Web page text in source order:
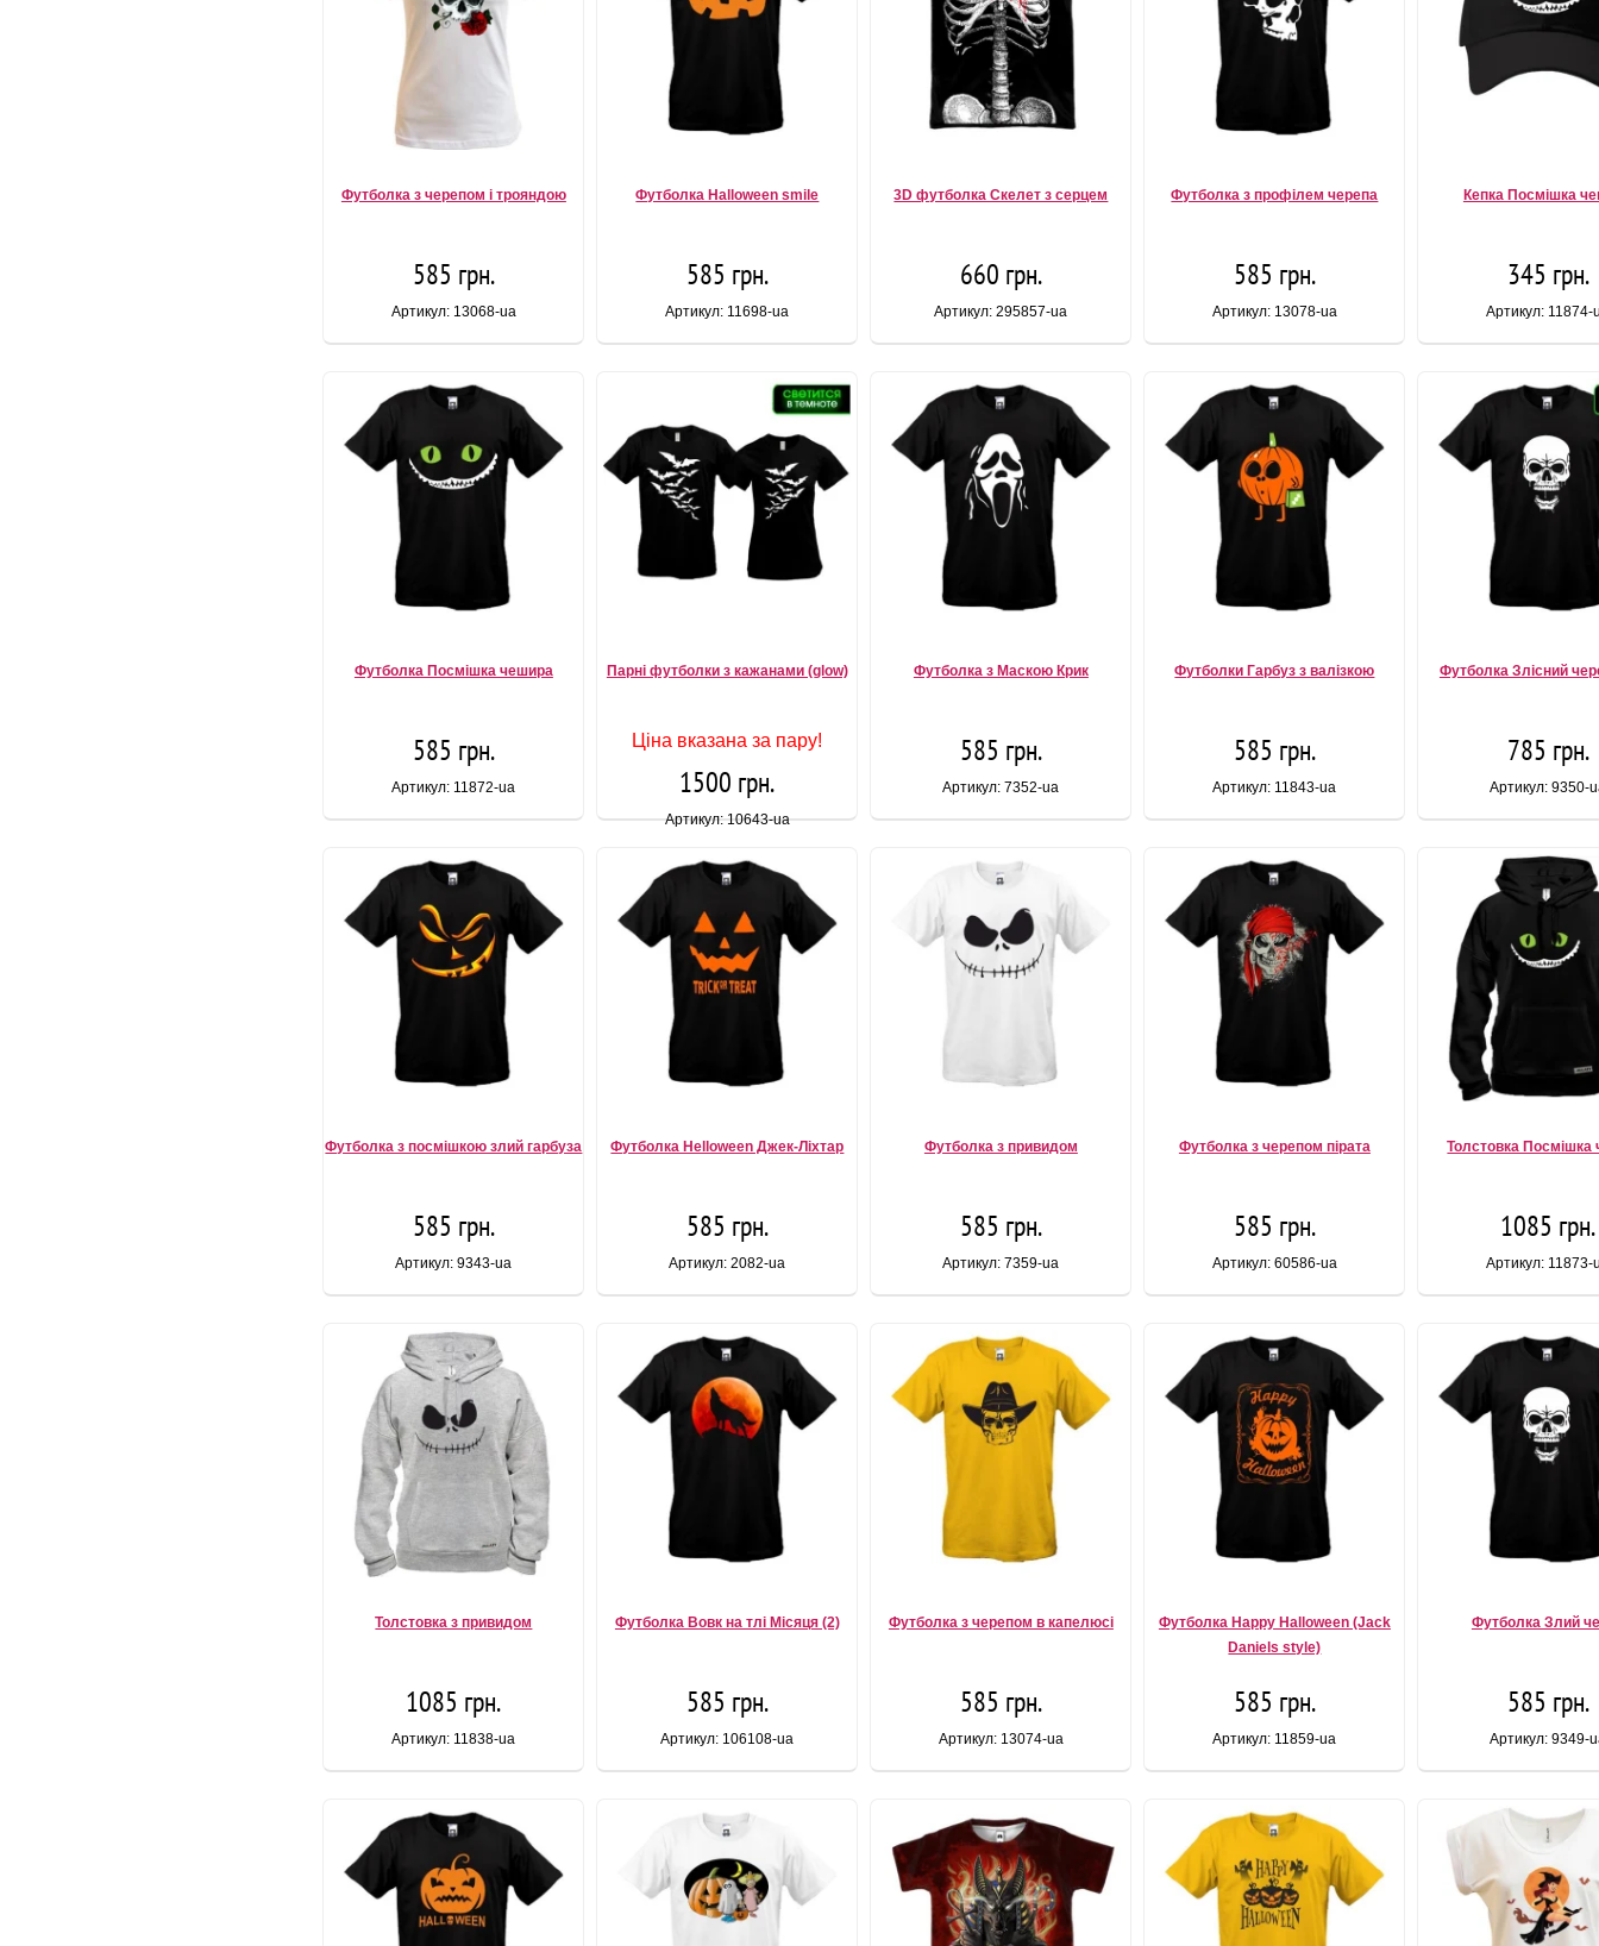
Футболка з черепом і трояндою
585 грн.
Артикул: 13068-ua
Футболка Halloween smile
585 грн.
Артикул: 11698-ua
3D футболка Скелет з серцем
660 грн.
Артикул: 295857-ua
Футболка з профілем черепа
585 грн.
Артикул: 13078-ua
Кепка Посмішка
345 грн.
Артикул: 11874-
Футболка Посмішка чешира
585 грн.
Артикул: 11872-ua
Парні футболки з кажанами (glow)
Ціна вказана за пару!
1500 грн.
Артикул: 10643-ua
Футболка з Маскою Крик
585 грн.
Артикул: 7352-ua
Футболки Гарбуз з валізкою
585 грн.
Артикул: 11843-ua
Футболка Злісний
785 грн.
Артикул: 9350-
Футболка з посмішкою злий гарбуза
585 грн.
Артикул: 9343-ua
Футболка Helloween Джек-Ліхтар
585 грн.
Артикул: 2082-ua
Футболка з привидом
585 грн.
Артикул: 7359-ua
Футболка з черепом пірата
585 грн.
Артикул: 60586-ua
Толстовка Посмішка
1085 грн.
Артикул: 11873-
Толстовка з привидом
1085 грн.
Артикул: 11838-ua
Футболка Вовк на тлі Місяця (2)
585 грн.
Артикул: 106108-ua
Футболка з черепом в капелюсі
585 грн.
Артикул: 13074-ua
Футболка Happy Halloween (Jack
Daniels style)
585 грн.
Артикул: 11859-ua
Футболка Злий
585 грн.
Артикул: 9349-